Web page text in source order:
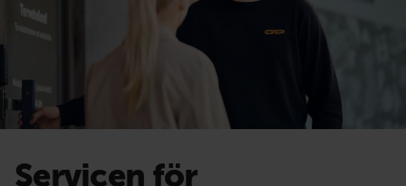
Servicen för